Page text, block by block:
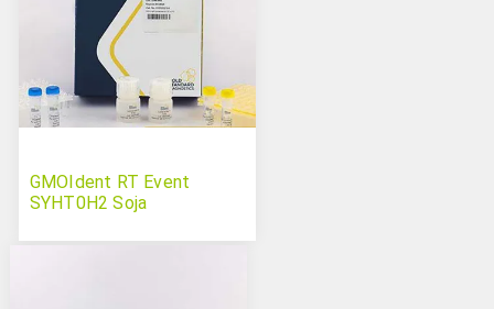
GMOIdent RT Event
SYHT0H2 Soja